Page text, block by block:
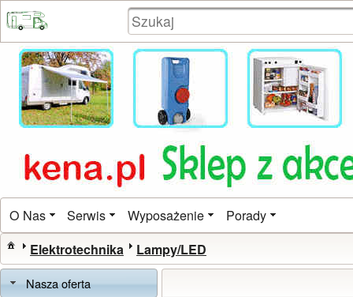
O Nas Serwis Wyposażenie Porady
Elektrotechnika Lampy/LED
Nasza oferta